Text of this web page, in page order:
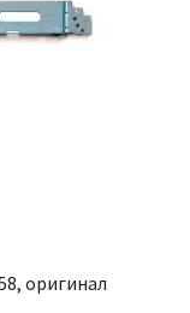
оригинал